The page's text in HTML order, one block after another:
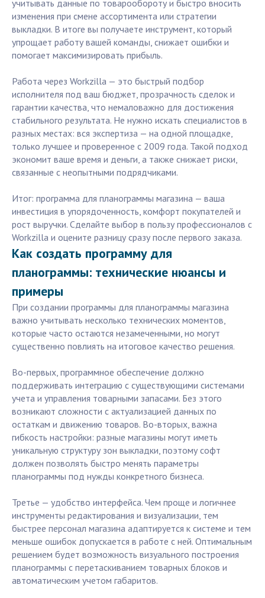
учитывать данные по товарообороту и быстро вносить
изменения при смене ассортимента или стратегии
выкладки. В итоге вы получаете инструмент, который
упрощает работу вашей команды, снижает ошибки и
помогает максимизировать прибыль.
Работа через Workzilla — это быстрый подбор
исполнителя под ваш бюджет, прозрачность сделок и
гарантии качества, что немаловажно для достижения
стабильного результата. Не нужно искать специалистов в
разных местах: вся экспертиза — на одной площадке,
только лучшее и проверенное с 2009 года. Такой подход
экономит ваше время и деньги, а также снижает риски,
связанные с неопытными подрядчиками.
Итог: программа для планограммы магазина — ваша
инвестиция в упорядоченность, комфорт покупателей и
рост выручки. Сделайте выбор в пользу профессионалов с
Workzilla и оцените разницу сразу после первого заказа.
Как создать программу для
планограммы: технические нюансы и
примеры
При создании программы для планограммы магазина
важно учитывать несколько технических моментов,
которые часто остаются незамеченными, но могут
существенно повлиять на итоговое качество решения.
Во-первых, программное обеспечение должно
поддерживать интеграцию с существующими системами
учета и управления товарными запасами. Без этого
возникают сложности с актуализацией данных по
остаткам и движению товаров. Во-вторых, важна
гибкость настройки: разные магазины могут иметь
уникальную структуру зон выкладки, поэтому софт
должен позволять быстро менять параметры
планограммы под нужды конкретного бизнеса.
Третье — удобство интерфейса. Чем проще и логичнее
инструменты редактирования и визуализации, тем
быстрее персонал магазина адаптируется к системе и тем
меньше ошибок допускается в работе с ней. Оптимальным
решением будет возможность визуального построения
планограммы с перетаскиванием товарных блоков и
автоматическим учетом габаритов.